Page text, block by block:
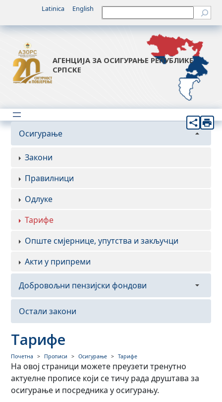
Latinica English Претрага
АГЕНЦИЈА ЗА ОСИГУРАЊЕ РЕПУБЛИКЕ
СРПСКЕ
Осигурање
Закони
Правилници
Одлуке
Тарифе
Опште смјернице, упутства и закључци
Акти у припреми
Добровољни пензијски фондови
Закони
Одлуке
Акти у припреми
Остали закони
Тарифе
Почетна Прописи Осигурање Тарифе
На овој страници можете преузети тренутно
актуелне прописе који се тичу рада друштава за
осигурање и посредника у осигурању.